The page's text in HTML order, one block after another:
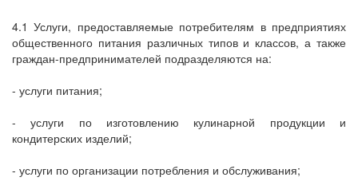
4.1 Услуги, предоставляемые потребителям в предприятиях
общественного питания различных типов и классов, а также
граждан-предпринимателей подразделяются на:
- услуги питания;
- услуги по изготовлению кулинарной продукции и
кондитерских изделий;
- услуги по организации потребления и обслуживания;